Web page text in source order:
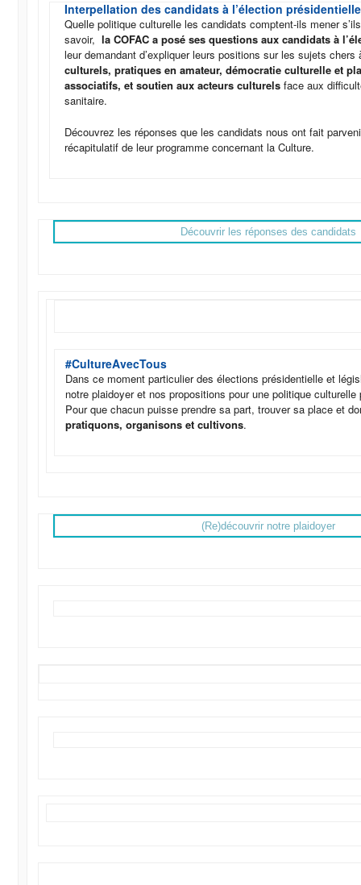
Interpellation des candidats à l’élection
Quelle politique culturelle les candidats comptent-ils mener
savoir,la COFAC a posé ses questions aux candidats à
leur demandant d’expliquer leurs positions sur les sujets
culturels, pratiques en amateur, démocratie culturelle et
associatifs, et soutien aux acteurs culturels face aux
sanitaire.
Découvrez les réponses que les candidats nous ont fait
récapitulatif de leur programme concernant la Culture.
Découvrir les réponses des candidats
#CultureAvecTous
Dans ce moment particulier des élections présidentielle et
notre plaidoyer et nos propositions pour une politique
Pour que chacun puisse prendre sa part, trouver sa place et
pratiquons, organisons et cultivons.
(Re)découvrir notre plaidoyer